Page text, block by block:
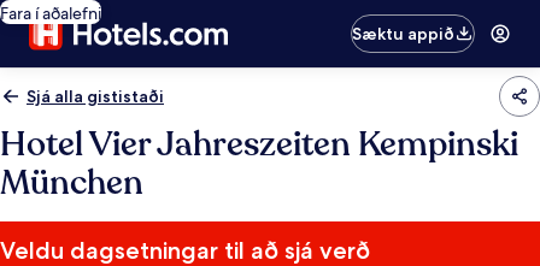
Fara í aðalefni
Sæktu appið
Sjá alla gististaði
Hotel Vier Jahreszeiten Kempinski
München
Veldu dagsetningar til að sjá verð